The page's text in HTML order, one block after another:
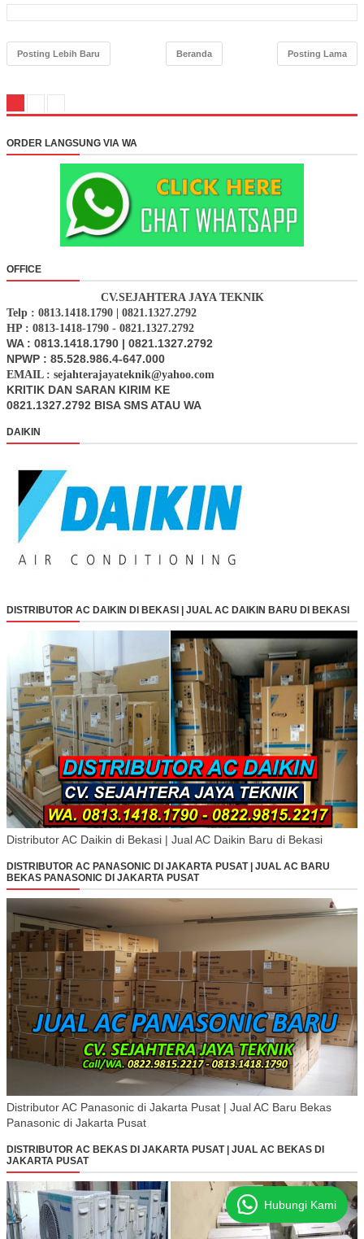
Posting Lebih Baru Posting Lama
Beranda
ORDER LANGSUNG VIA WA
OFFICE
CV.SEJAHTERA JAYA TEKNIK
Telp : 0813.1418.1790 | 0821.1327.2792
HP : 0813-1418-1790 - 0821.1327.2792
WA : 0813.1418.1790 | 0821.1327.2792
NPWP : 85.528.986.4-647.000
EMAIL : sejahterajayateknik@yahoo.com
KRITIK DAN SARAN KIRIM KE
0821.1327.2792 BISA SMS ATAU WA
DAIKIN
DISTRIBUTOR AC DAIKIN DI BEKASI | JUAL AC DAIKIN BARU DI BEKASI
Distributor AC Daikin di Bekasi | Jual AC Daikin Baru di Bekasi
DISTRIBUTOR AC PANASONIC DI JAKARTA PUSAT | JUAL AC BARU
BEKAS PANASONIC DI JAKARTA PUSAT
Distributor AC Panasonic di Jakarta Pusat | Jual AC Baru Bekas
Panasonic di Jakarta Pusat
DISTRIBUTOR AC BEKAS DI JAKARTA PUSAT | JUAL AC BEKAS DI
JAKARTA PUSAT
Hubungi Kami